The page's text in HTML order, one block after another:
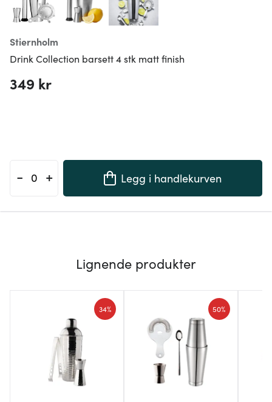
Stiernholm
Drink Collection barsett 4 stk matt finish
349 kr
- + Legg i handlekurven
Lignende produkter
34% 50%